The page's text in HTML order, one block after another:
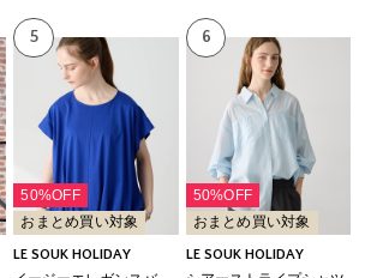
5
50%OFF
おまとめ買い対象
LE SOUK HOLIDAY
6
50%OFF
おまとめ買い対象
LE SOUK HOLIDAY